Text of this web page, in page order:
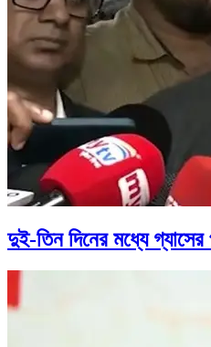
দুই-তিন দিনের মধ্যে গ্যাসের